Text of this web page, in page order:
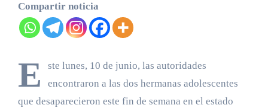
Compartir noticia
E
ste lunes, 10 de junio, las autoridades
encontraron a las dos hermanas adolescentes
que desaparecieron este fin de semana en el estado